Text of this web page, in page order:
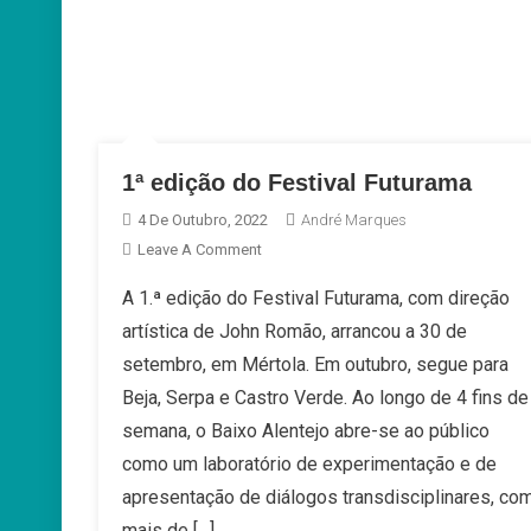
1ª edição do Festival Futurama
4 De Outubro, 2022
André Marques
Leave A CommentOn
Edição
Do
Festival
A 1.ª edição do Festival Futurama, com direção
artística de John Romão, arrancou a 30 de
setembro, em Mértola. Em outubro, segue para
Beja, Serpa e Castro Verde. Ao longo de 4 fins de
semana, o Baixo Alentejo abre-se ao público
como um laboratório de experimentação e de
apresentação de diálogos transdisciplinares,